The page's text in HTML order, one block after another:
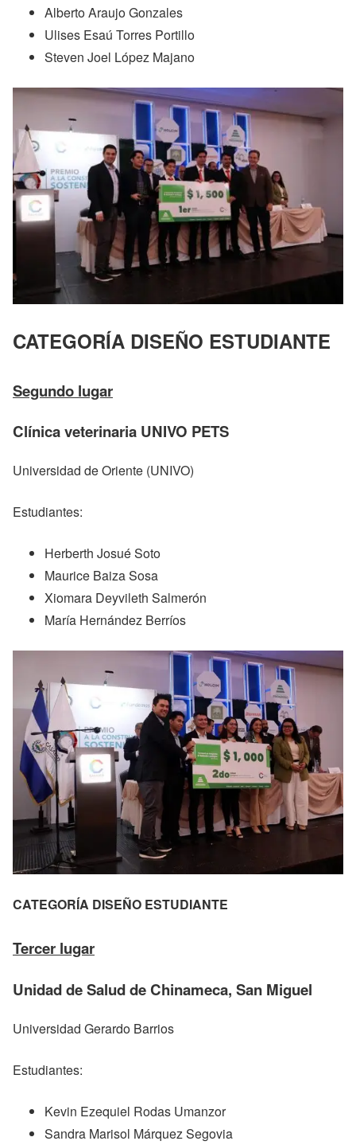
Alberto Araujo Gonzales
Ulises Esaú Torres Portillo
Steven Joel López Majano
CATEGORÍA DISEÑO ESTUDIANTE
Segundo lugar
Clínica veterinaria UNIVO PETS
Universidad de Oriente (UNIVO)
Estudiantes:
Herberth Josué Soto
Maurice Baiza Sosa
Xiomara Deyvileth Salmerón
María Hernández Berríos
CATEGORÍA DISEÑO ESTUDIANTE
Tercer lugar
Unidad de Salud de Chinameca, San Miguel
Universidad Gerardo Barrios
Estudiantes:
Kevin Ezequiel Rodas Umanzor
Sandra Marisol Márquez Segovia